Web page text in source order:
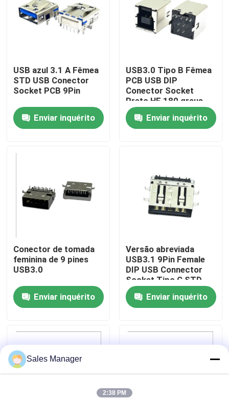
Excursão da fábrica
Contato E.U.
Peça umas citações
DIP Conector USB
Conector USB
Conectores USB tipo C
USB azul 3.1 A Fêmea
STD USB Conector
Socket PCB 9Pin
Enviar inquérito
USB3.0 Tipo B Fêmea
PCB USB DIP
Conector Socket
Preto HF 180 graus
Forma de T
Enviar inquérito
Conector de tomada
feminina de 9 pines
USB3.0
Enviar inquérito
Versão abreviada
USB3.1 9Pin Female
DIP USB Connector
Socket Tipo C STD
Enviar inquérito
Sales Manager
2:38 PM